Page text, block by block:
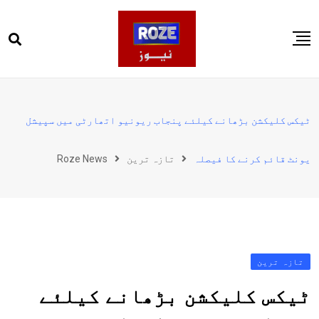
to
پاکستان
کھیل
ٹیکس کلیکشن بڑھانے کیلئے پنجاب ریونیو اتھارٹی میں سپیشل
یونٹ قائم کرنے کا فیصلہ تازہ ترین Roze News
تازہ ترین
ٹیکس کلیکشن بڑھانے کیلئے